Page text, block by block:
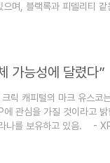
며, 블랙록과 피델리티
니다.https://
가능성에 달렸다”
캐피털의 마크 유스코
관심을 가질 것이라고
나를 보유하고 있음. -
로벌 은행의 채택. 4.